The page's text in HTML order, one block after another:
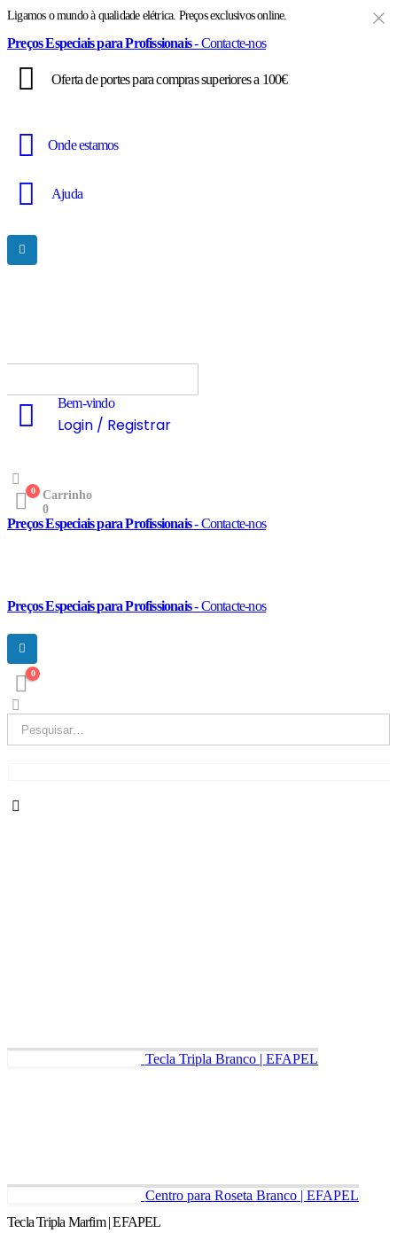
Ligamos o mundo à qualidade elétrica. Preços exclusivos online.
Preços Especiais para Profissionais- Contacte-nos
Oferta de portes para compras superiores a 100€
Onde estamos
Ajuda
Bem-vindo
Login / Registrar
0
Carrinho
0
Preços Especiais para Profissionais- Contacte-nos
Preços Especiais para Profissionais- Contacte-nos
0
Tecla Tripla Branco | EFAPEL
Centro para Roseta Branco | EFAPEL
Tecla Tripla Marfim | EFAPEL